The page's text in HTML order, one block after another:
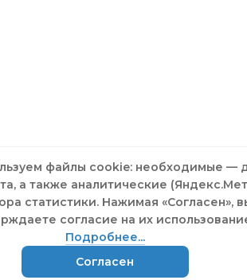
файлы cookie: необходимые —
а также аналитические
статистики. Нажимая «Согласен»,
согласие на их
Подробнее...
Согласен